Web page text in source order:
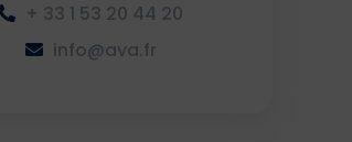
+ 33 1 53 20 44 20
info@ava.fr